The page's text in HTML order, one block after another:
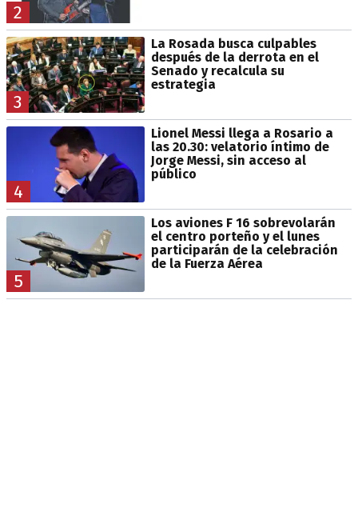
2
3
La Rosada busca culpables
después de la derrota en el
Senado y recalcula su
estrategia
4
Lionel Messi llega a Rosario a
las 20.30: velatorio íntimo de
Jorge Messi, sin acceso al
público
5
Los aviones F 16 sobrevolarán
el centro porteño y el lunes
participarán de la celebración
de la Fuerza Aérea